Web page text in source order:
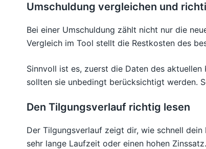
Umschuldung vergleichen und
Bei einer Umschuldung zählt nicht nur die
Vergleich im Tool stellt die Restkosten des
Sinnvoll ist es, zuerst die Daten des
sollten sie unbedingt berücksichtigt werden.
Den Tilgungsverlauf richtig lesen
Der Tilgungsverlauf zeigt dir, wie schnell
sehr lange Laufzeit oder einen hohen